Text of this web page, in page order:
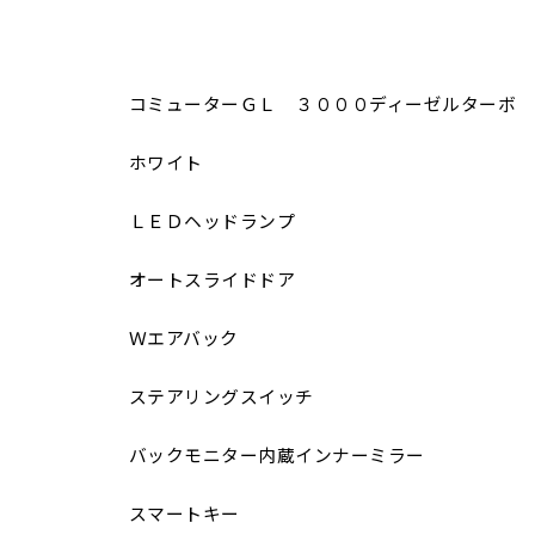
コミューターＧＬ ３０００ディーゼルターボ
ホワイト
ＬＥＤヘッドランプ
オートスライドドア
Ｗエアバック
ステアリングスイッチ
バックモニター内蔵インナーミラー
スマートキー